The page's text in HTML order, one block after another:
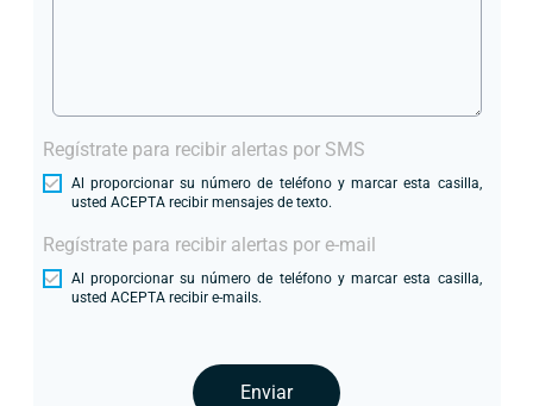
Regístrate para recibir alertas por SMS
Al proporcionar su número de teléfono y marcar esta casilla,
usted ACEPTA recibir mensajes de texto.
Regístrate para recibir alertas por e-mail
Al proporcionar su número de teléfono y marcar esta casilla,
usted ACEPTA recibir e-mails.
Enviar